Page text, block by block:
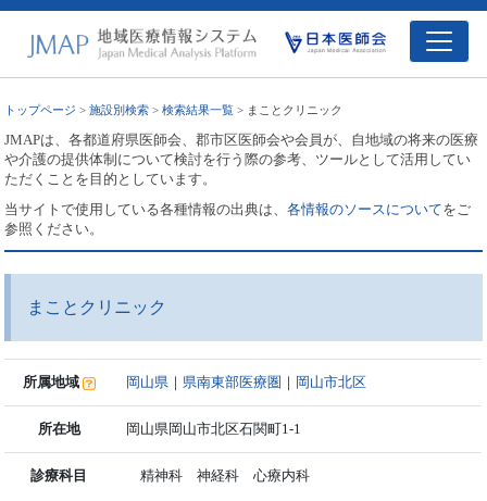
トップページ >施設別検索 >検索結果一覧 > まことクリニック
JMAPは、各都道府県医師会、郡市区医師会や会員が、自地域の将来の医療
や介護の提供体制について検討を行う際の参考、ツールとして活用してい
ただくことを目的としています。
当サイトで使用している各種情報の出典は、各情報のソースについてをご
参照ください。
まことクリニック
所属地域 岡山県 ｜ 県南東部医療圏 ｜ 岡山市北区
所在地 岡山県岡山市北区石関町1-1
診療科目 精神科 神経科 心療内科